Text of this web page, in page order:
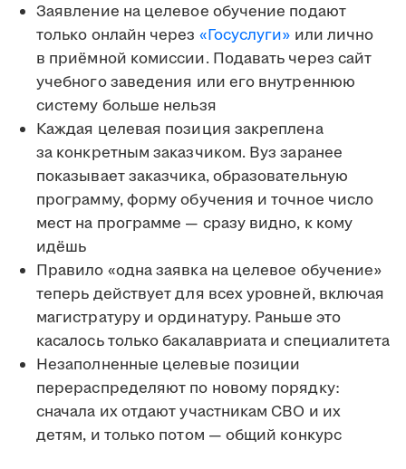
Заявление на целевое обучение подают
только онлайн через «Госуслуги» или лично
в приёмной комиссии. Подавать через сайт
учебного заведения или его внутреннюю
систему больше нельзя
Каждая целевая позиция закреплена
за конкретным заказчиком. Вуз заранее
показывает заказчика, образовательную
программу, форму обучения и точное число
мест на программе — сразу видно, к кому
идёшь
Правило «одна заявка на целевое обучение»
теперь действует для всех уровней, включая
магистратуру и ординатуру. Раньше это
касалось только бакалавриата и специалитета
Незаполненные целевые позиции
перераспределяют по новому порядку:
сначала их отдают участникам СВО и их
детям, и только потом — общий конкурс